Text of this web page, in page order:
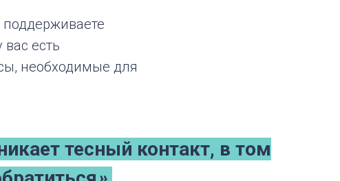
есть
необходимые для
тесный контакт, в том